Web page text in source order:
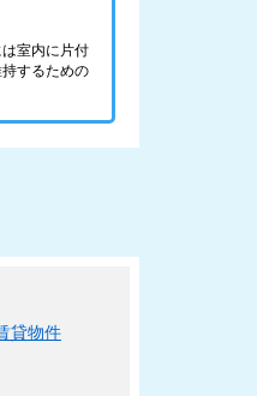
室内に片付
するための
貸物件